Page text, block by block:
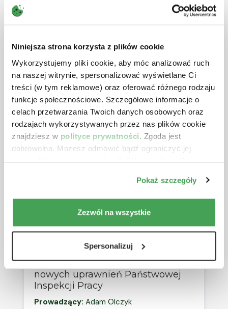
Niniejsza strona korzysta z plików cookie
Wykorzystujemy pliki cookie, aby móc analizować ruch
na naszej witrynie, spersonalizować wyświetlane Ci
treści (w tym reklamowe) oraz oferować różnego rodzaju
funkcje społecznościowe. Szczegółowe informacje o
celach przetwarzania Twoich danych osobowych oraz
rodzajach wykorzystywanych przez nas plików cookie
znajdziesz w polityce prywatności . Zgoda jest
dobrowolna. Możesz odmówić bądź ograniczyć jej
Pokaż szczegóły
Zezwól na wszystkie
Spersonalizuj
Prowadzący:Adam Olczyk
05.10.2026 r.
5 godzin
690 zł netto + VAT
NOWOŚĆ
AI Act oraz regulacja sztucznej
inteligencji w praktyce i jej
konsekwencje dla biznesu
netto + VAT
Kontrakty B2B bez ryzyka -
tworzenie dobrych praktyk i umów
ze współpracownikami w świetle
nowych uprawnień Państwowej
Inspekcji Pracy
Prowadzący: Adam Olczyk